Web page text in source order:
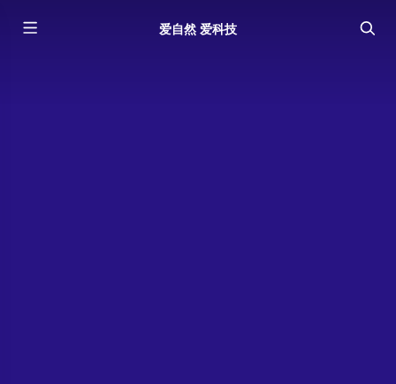
爱自然 爱科技